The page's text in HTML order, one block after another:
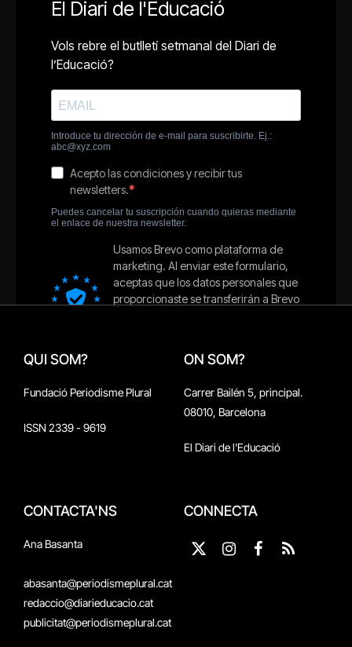
QUI SOM?
Fundació Periodisme Plural
ISSN 2339 - 9619
ON SOM?
Carrer Bailén 5, principal.
08010, Barcelona
El Diari de l'Educació
CONTACTA'NS
Ana Basanta
abasanta@periodismeplural.cat
redaccio@diarieducacio.cat
publicitat@periodismeplural.cat
CONNECTA
X
Instagram
Facebook
RSS